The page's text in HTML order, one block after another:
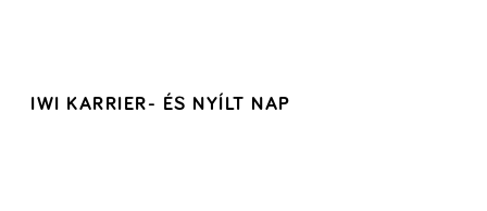
IWI KARRIER- ÉS NYÍLT NAP